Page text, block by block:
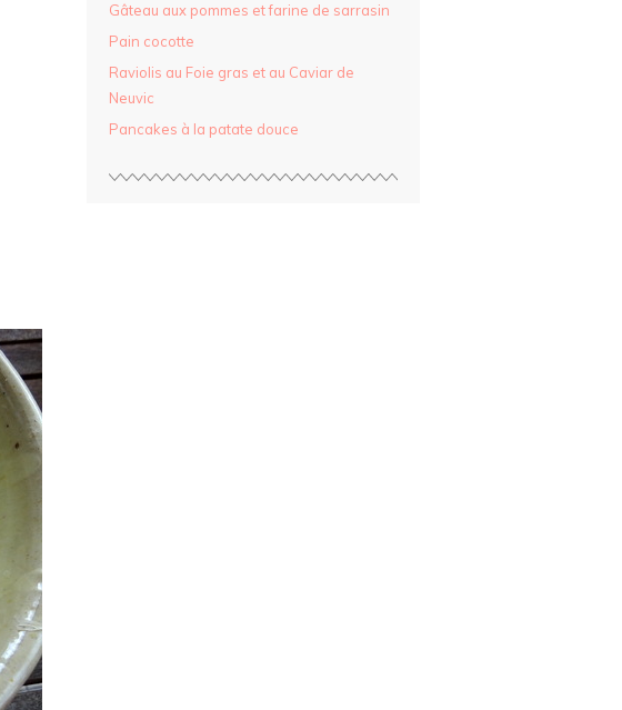
Gâteau aux pommes et farine de sarrasin
Pain cocotte
Raviolis au Foie gras et au Caviar de
Neuvic
Pancakes à la patate douce